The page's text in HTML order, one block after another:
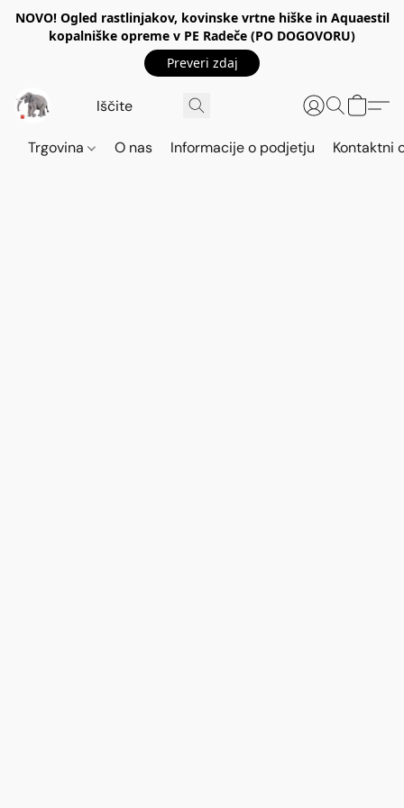
NOVO! Ogled rastlinjakov, kovinske vrtne hiške in Aquaestil
kopalniške opreme v PE Radeče (PO DOGOVORU)
Preveri zdaj
Trgovina O nas Informacije o podjetju Kontaktni